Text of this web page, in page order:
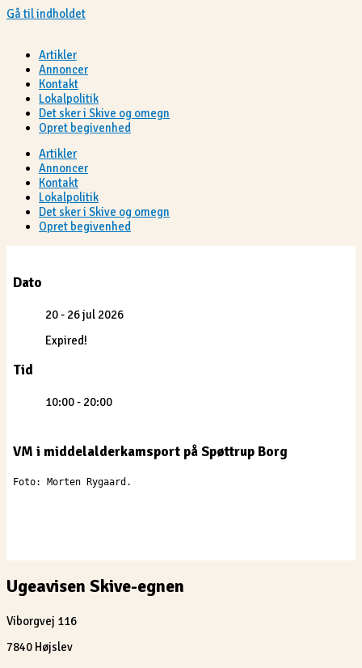
Gå til indholdet
Artikler
Annoncer
Kontakt
Lokalpolitik
Det sker i Skive og omegn
Opret begivenhed
Artikler
Annoncer
Kontakt
Lokalpolitik
Det sker i Skive og omegn
Opret begivenhed
Dato
20 - 26 jul 2026
Expired!
Tid
10:00 - 20:00
VM i middelalderkamsport på Spøttrup Borg
Ugeavisen Skive-egnen
Viborgvej 116
7840 Højslev